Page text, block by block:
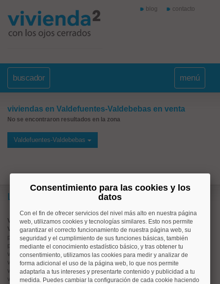
blog contacto
buscador menú
viviendas en Valdefuentes-Valdebebas en venta
No se encontraron resultados en la zona
Valdefuentes-Valdebebas
Lo más buscado
Valorar vivienda online
Vender piso
pisos enchamberí
pisos enmoncloa
viviendas enargüelles
viviendas entetuán
viviendas encuatro caminos
viviendas en chamartín
Consentimiento para las cookies y los
datos
Con el fin de ofrecer servicios del nivel más alto en nuestra página
web, utilizamos cookies y tecnologías similares. Esto nos permite
garantizar el correcto funcionamiento de nuestra página web, su
seguridad y el cumplimiento de sus funciones básicas, también
mediante el conocimiento estadístico básico, y tras obtener tu
consentimiento, utilizamos las cookies para medir y analizar de
forma adicional el uso de la página web, lo que nos permite
adaptarla a tus intereses y presentarte contenido y publicidad a tu
medida. Puedes cambiar la configuración de cada cookie haciendo